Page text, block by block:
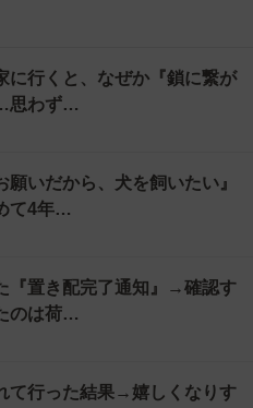
に行くと、なぜか『鎖に繋が
思わず…
願いだから、犬を飼いたい』
て4年…
『置き配完了通知』→確認す
のは荷…
て行った結果→嬉しくなりす